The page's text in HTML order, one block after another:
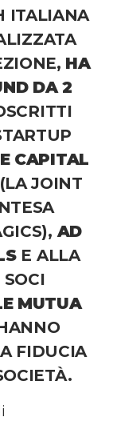
ITALIANA
HA
DA 2
CAPITAL
(LA JOINT
AD
E ALLA
MUTUA
FIDUCIA